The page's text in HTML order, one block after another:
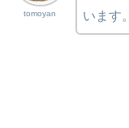
tomoyan
います。